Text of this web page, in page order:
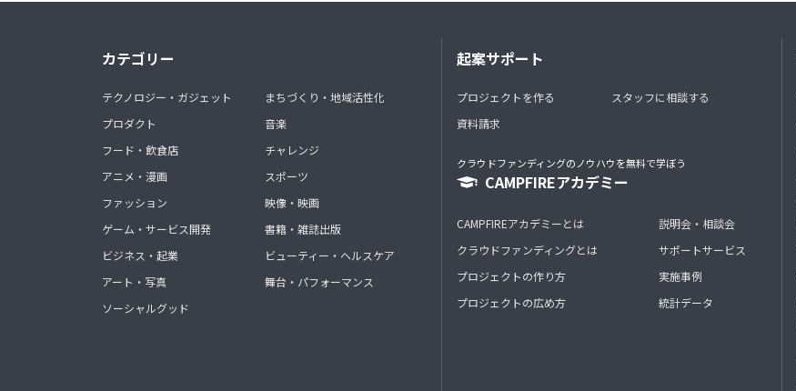
カテゴリー
テクノロジー・ガジェット
プロダクト
フード・飲食店
アニメ・漫画
ファッション
ゲーム・サービス開発
ビジネス・起業
アート・写真
ソーシャルグッド
まちづくり・地域活性化
音楽
チャレンジ
スポーツ
映像・映画
書籍・雑誌出版
ビューティー・ヘルスケア
舞台・パフォーマンス
起案サポート
プロジェクトを作る
資料請求
スタッフに相談する
クラウドファンディングのノウハウを無料で学ぼう
CAMPFIREアカデミー
CAMPFIREアカデミーとは
クラウドファンディングとは
プロジェクトの作り方
プロジェクトの広め方
説明会・相談会
サポートサービス
実施事例
統計データ